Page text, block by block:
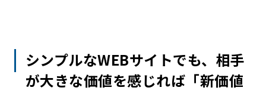
シンプルなWEBサイトでも、相手
が大きな価値を感じれば「新価値